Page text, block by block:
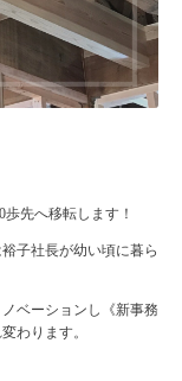
歩先へ移転します！
子社長が幼い頃に暮ら
ベーションし《新事務
わります。